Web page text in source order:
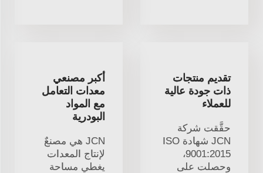
تقديم منتجات
ذات جودة عالية
للعملاء
حقَّقت شركة
JCN شهادة ISO
9001:2015،
وحصلت على
أكبر مصنعي
معدات التعامل
مع المواد
البودرية
JCN هي مصنعٌ
لإنتاج المعدات
يغطي مساحة